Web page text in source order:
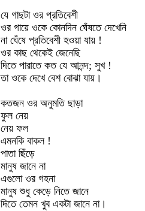
যে গাছটা ওর প্রতিবেশী
ওর গায়ে ওকে কোনদিন ঘেঁষতে দেখেনি
না ঘেঁষে প্রতিবেশী হওয়া যায় !
ওর কাছ থেকেই জেনেছি
দিতে পারাতে কত যে আনন্দ; সুখ !
তা ওকে দেখে বেশ বোঝা যায়।
কতজন ওর অনুমতি ছাড়া
ফুল নেয়
নেয় ফল
এমনকি বাকল !
পাতা ছিঁড়ে
মানুষ জানে না
এগুলো ওর গহনা
মানুষ শুধু কেড়ে নিতে জানে
দিতে তেমন খুব একটা জানে না।